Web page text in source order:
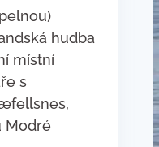
hudba
místní
s
Modré